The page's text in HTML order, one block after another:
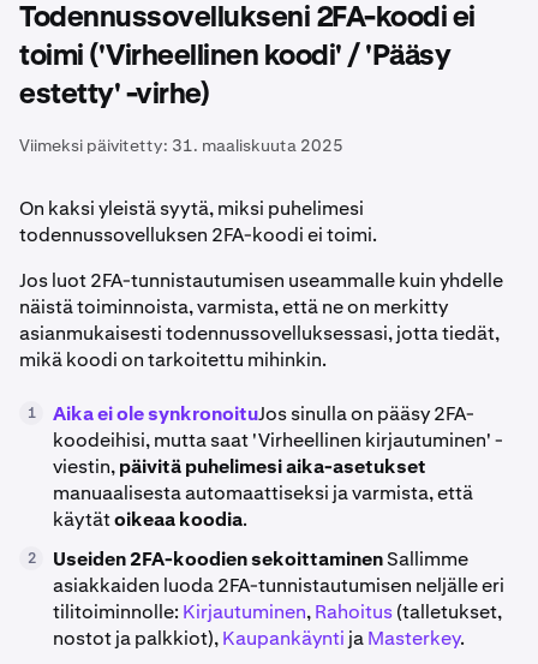
Todennussovellukseni 2FA-koodi ei
toimi ('Virheellinen koodi' / 'Pääsy
estetty' -virhe)
Viimeksi päivitetty: 31. maaliskuuta 2025
On kaksi yleistä syytä, miksi puhelimesi
todennussovelluksen 2FA-koodi ei toimi.
Jos luot 2FA-tunnistautumisen useammalle kuin yhdelle
näistä toiminnoista, varmista, että ne on merkitty
asianmukaisesti todennussovelluksessasi, jotta tiedät,
mikä koodi on tarkoitettu mihinkin.
1 Aika ei ole synkronoituJos sinulla on pääsy 2FA-
koodeihisi, mutta saat 'Virheellinen kirjautuminen' -
viestin,päivitä puhelimesi aika-asetukset
manuaalisesta automaattiseksi ja varmista, että
käytätoikeaa koodia.
2 Useiden 2FA-koodien sekoittaminenSallimme
asiakkaiden luoda 2FA-tunnistautumisen neljälle eri
tilitoiminnolle: Kirjautuminen,Rahoitus(talletukset,
nostot ja palkkiot),Kaupankäynti jaMasterkey.